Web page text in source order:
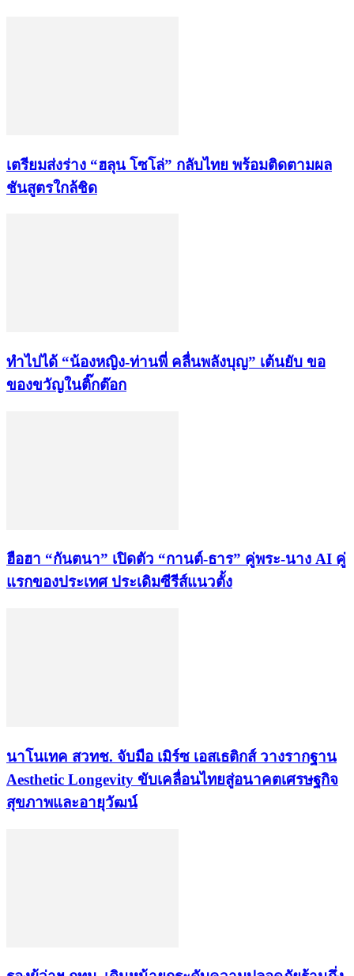
เตรียมส่งร่าง “ฮลุน โซโล่” กลับไทย พร้อมติดตามผล
ชันสูตรใกล้ชิด
ทำไปได้ “น้องหญิง-ท่านพี่ คลื่นพลังบุญ” เต้นยับ ขอ
ของขวัญในติ๊กต๊อก
ฮือฮา “กันตนา” เปิดตัว “กานต์-ธาร” คู่พระ-นาง AI คู่
แรกของประเทศ ประเดิมซีรีส์แนวตั้ง
นาโนเทค สวทช. จับมือ เมิร์ซ เอสเธติกส์ วางรากฐาน
Aesthetic Longevity ขับเคลื่อนไทยสู่อนาคตเศรษฐกิจ
สุขภาพและอายุวัฒน์